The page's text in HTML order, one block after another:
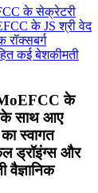
के
साथ आए
स्वागत
ड्रॉइंग्स और